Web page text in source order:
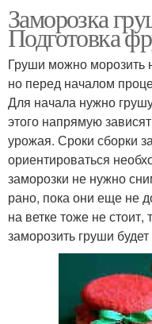
Заморозка
Подготовка
Груши можно морозить
но перед началом
Для начала нужно
этого напрямую
урожая. Сроки сборки
ориентироваться
заморозки не нужно
рано, пока они еще не
на ветке тоже не стоит,
заморозить груши